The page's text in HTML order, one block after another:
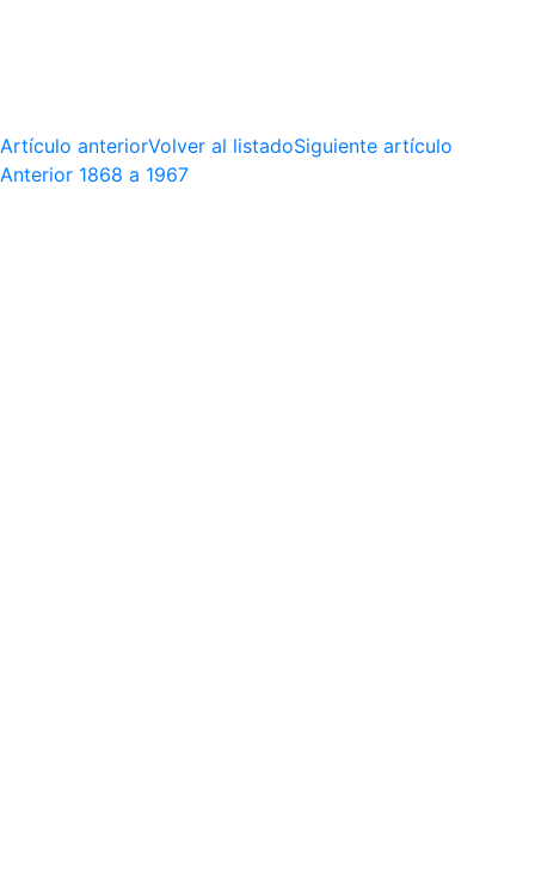
Artículo anteriorVolver al listadoSiguiente artículo
Anterior 1868 a 1967